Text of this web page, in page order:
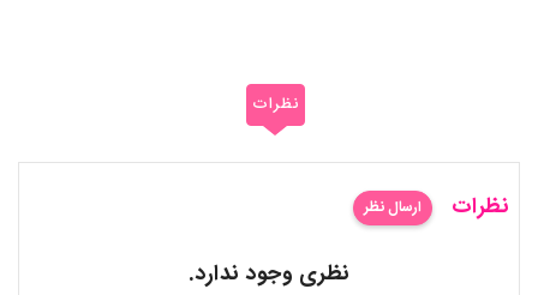
نظرات
نظرات ارسال نظر
نظری وجود ندارد.